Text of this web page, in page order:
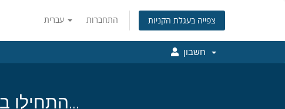
התחברות צפייה בעגלת הקניות
חשבון
התחילו בחיפוש אחרי שם הדומיין המושלם עבורכם...